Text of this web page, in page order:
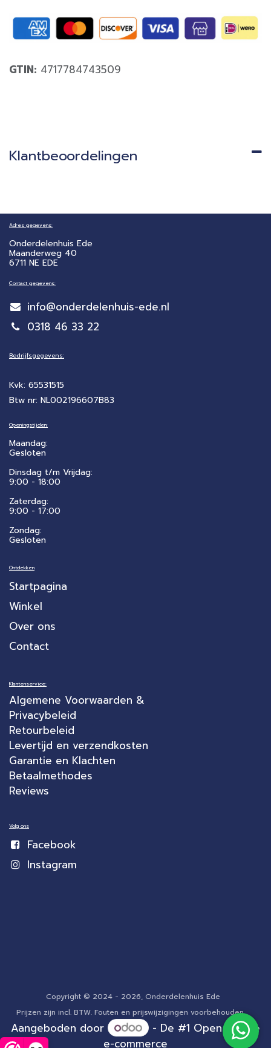
GTIN: 4717784743509
Klantbeoordelingen
Adres gegevens:
Onderdelenhuis Ede
Maanderweg 40
6711 NE EDE
Contact gegevens:
info@onderdelenhuis-ede.nl
0318 46 33 22
Bedrijfsgegevens:
Kvk: 65531515
Btw nr: NL002196607B83
Openingstijden:
Maandag:
Gesloten
Dinsdag t/m Vrijdag:
9:00 - 18:00
Zaterdag:
​9:00 - 17:00
Zondag:
Gesloten
Ontdekken
Startpagina
Winkel
Over ons
Contact
Klantenservice:
Algemene Voorwaarden &
Privacybeleid
Retourbeleid
Levertijd en verzendkosten
Garantie en Klachten
Betaalmethodes
Reviews
Volg ons
Facebook
Instagram
Copyright © 2024 - 2026, Onderdelenhuis Ede
Prijzen zijn incl. BTW. Fouten en prijswijzigingen voorbehouden.
Aangeboden door - De #1 Open source
e-commerce